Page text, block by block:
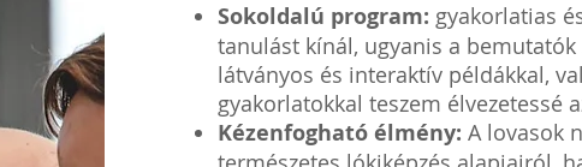
Sokoldalú program: gyakorlatias
tanulást kínál, ugyanis a bemutatók
látványos és interaktív példákkal,
gyakorlatokkal teszem élvezetessé
Kézenfogható élmény: A lovasok